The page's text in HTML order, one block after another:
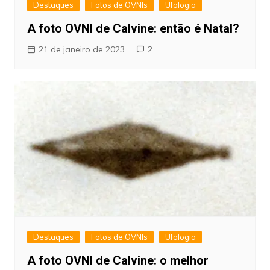
Destaques Fotos de OVNIs Ufologia
A foto OVNI de Calvine: então é Natal?
21 de janeiro de 2023 2
Destaques Fotos de OVNIs Ufologia
A foto OVNI de Calvine: o melhor